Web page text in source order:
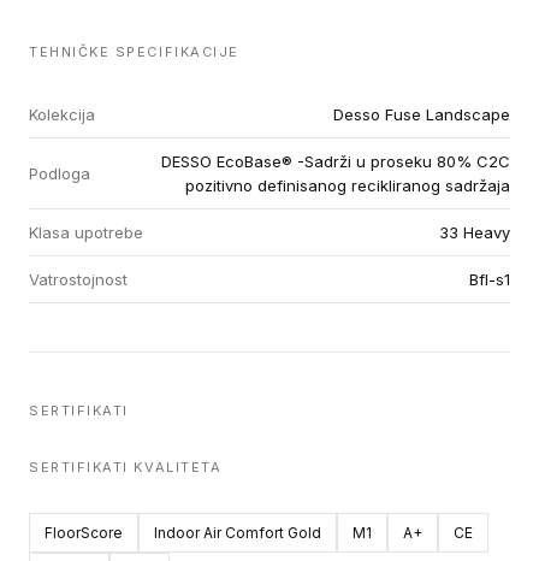
TEHNIČKE SPECIFIKACIJE
Kolekcija Desso Fuse Landscape
Podloga
DESSO EcoBase® -Sadrži u proseku 80% C2C
pozitivno definisanog recikliranog sadržaja
Klasa upotrebe 33 Heavy
Vatrostojnost Bfl-s1
SERTIFIKATI
SERTIFIKATI KVALITETA
FloorScore Indoor Air Comfort Gold M1 A+ CE